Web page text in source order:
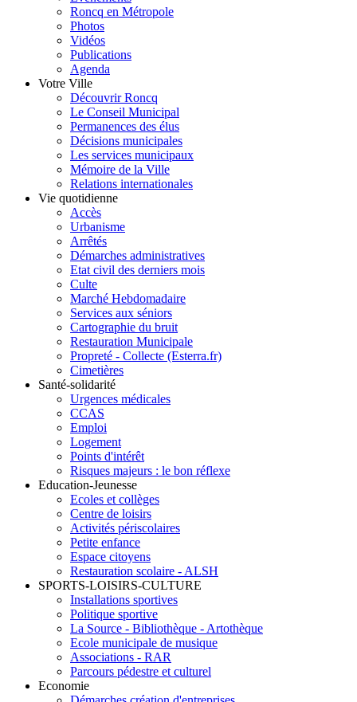
Roncq en Métropole
Photos
Vidéos
Publications
Agenda
Votre Ville
Découvrir Roncq
Le Conseil Municipal
Permanences des élus
Décisions municipales
Les services municipaux
Mémoire de la Ville
Relations internationales
Vie quotidienne
Accès
Urbanisme
Arrêtés
Démarches administratives
Etat civil des derniers mois
Culte
Marché Hebdomadaire
Services aux séniors
Cartographie du bruit
Restauration Municipale
Propreté - Collecte (Esterra.fr)
Cimetières
Santé-solidarité
Urgences médicales
CCAS
Emploi
Logement
Points d'intérêt
Risques majeurs : le bon réflexe
Education-Jeunesse
Ecoles et collèges
Centre de loisirs
Activités périscolaires
Petite enfance
Espace citoyens
Restauration scolaire - ALSH
SPORTS-LOISIRS-CULTURE
Installations sportives
Politique sportive
La Source - Bibliothèque - Artothèque
Ecole municipale de musique
Associations - RAR
Parcours pédestre et culturel
Economie